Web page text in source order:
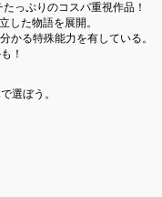
っぷりのコスパ重視作品！
した物語を展開。
かる特殊能力を有している。
！
選ぼう。